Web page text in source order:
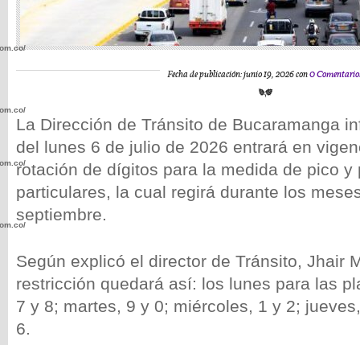
Fecha de publicación: junio 19, 2026 con0
La Dirección de Tránsito de Bucaramanga
del lunes 6 de julio de 2026 entrará en
rotación de dígitos para la medida de pico
particulares, la cual regirá durante los
septiembre.
Según explicó el director de Tránsito, Jhair
restricción quedará así: los lunes para las
7 y 8; martes, 9 y 0; miércoles, 1 y 2;
6.
wp-
wp-
wp-
wp-
wp-